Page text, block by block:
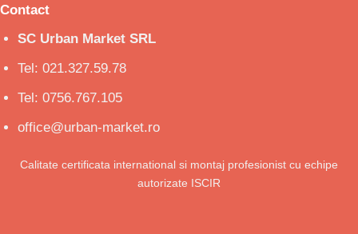
Contact
SC Urban Market SRL
Tel: 021.327.59.78
Tel: 0756.767.105
office@urban-market.ro
Calitate certificata international si montaj profesionist cu echipe
autorizate ISCIR